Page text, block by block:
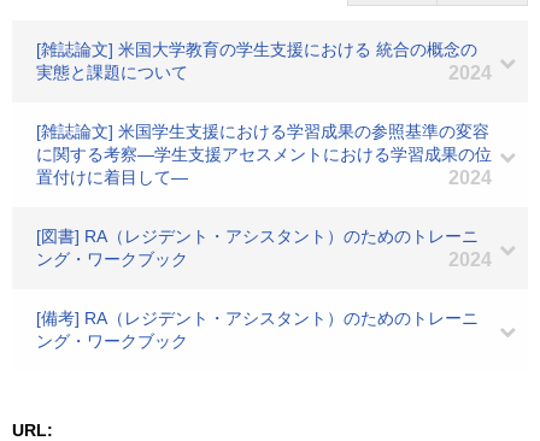
[雑誌論文] 米国大学教育の学生支援における 統合の概念の
実態と課題について
2024
[雑誌論文] 米国学生支援における学習成果の参照基準の変容
に関する考察―学生支援アセスメントにおける学習成果の位
置付けに着目して―
2024
[図書] RA（レジデント・アシスタント）のためのトレーニ
ング・ワークブック
2024
[備考] RA（レジデント・アシスタント）のためのトレーニ
ング・ワークブック
URL: